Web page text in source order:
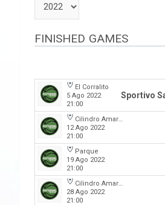
FINISHED GAMES
El Corralito
5 Ago 2022
21:00
Cilindro Amarillo
12 Ago 2022
21:00
Parque
19 Ago 2022
21:00
Cilindro Amarillo
28 Ago 2022
21:00